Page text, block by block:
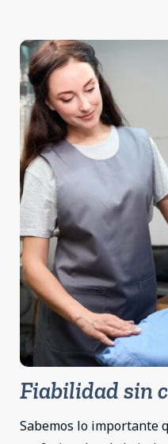
Fiabilidad sin
Sabemos lo importante